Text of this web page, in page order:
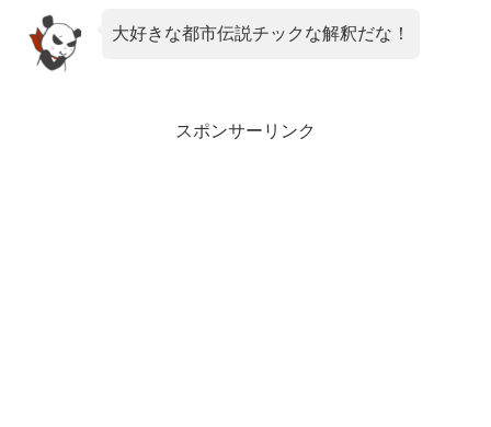
大好きな都市伝説チックな解釈だな！
スポンサーリンク